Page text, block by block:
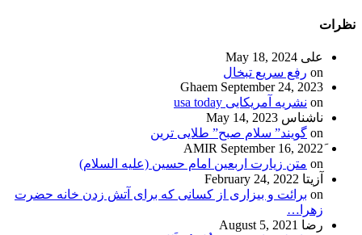
نظرات
علی May 18, 2024
on رفع سریع تبخال
Ghaem September 24, 2023
on نشریه آمریکایی usa today
ناشناس May 14, 2023
on گویند” سلام صبح” طلایی ترین
September 16, 2022
on متن زیارت اربعین امام حسین (علیه السلام)
آزیتا February 24, 2022
on برائت و بیزاری از کسانی که برای آتش زدن خانه حضرت
زهرا…
رضا August 5, 2021